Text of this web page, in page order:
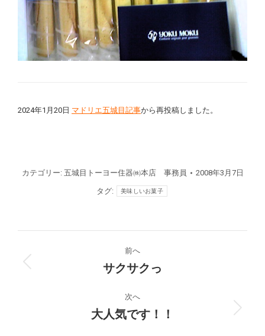
2024年1月20日 マドリエ五城目記事から再投稿しました。
カテゴリー: 五城目トーヨー住器㈱本店 事務員 2008年3月7日
タグ: 美味しいお菓子
稿
前へ
前
投
稿:
サクサクっ
次へ
次
大人気です！！